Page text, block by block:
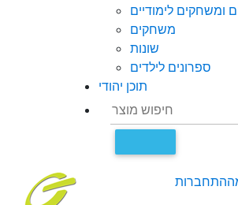
ומשחקים לימודיים
משחקים
שונות
ספרונים לילדים
תוכן יהודי
התחברות